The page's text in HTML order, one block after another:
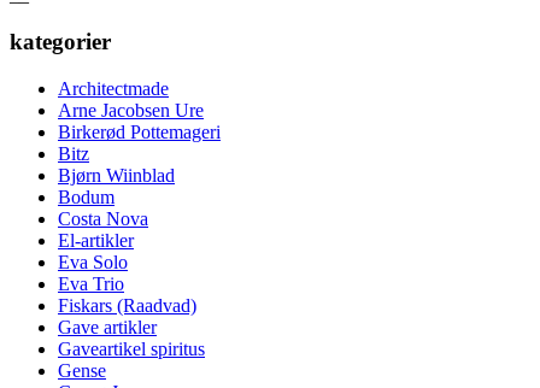
kategorier
Architectmade
Arne Jacobsen Ure
Birkerød Pottemageri
Bitz
Bjørn Wiinblad
Bodum
Costa Nova
El-artikler
Eva Solo
Eva Trio
Fiskars (Raadvad)
Gave artikler
Gaveartikel spiritus
Gense